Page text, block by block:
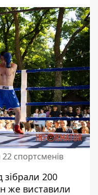
22 спортсменів
200
же виставили